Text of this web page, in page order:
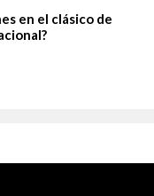
en el clásico de